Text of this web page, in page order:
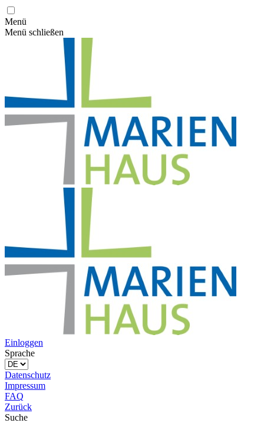
Menü
Menü schließen
Einloggen
Sprache
Datenschutz
Impressum
FAQ
Zurück
Suche